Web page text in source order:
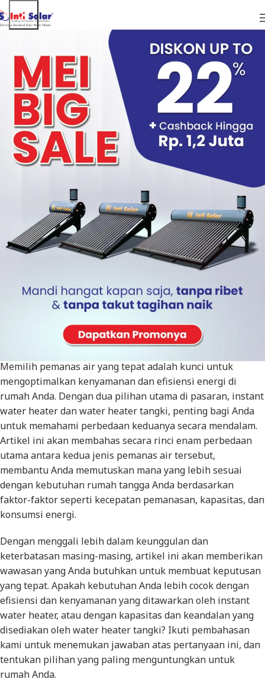
Perbedaan Instant Water Heater Dengan
Water Heater Tangki
Table of Contents
Mengenal Lebih Dalam Perbedaan Instant Water
Heater dan Water Heater Tangki
Instant Water Heater VS Water Heater Tangki
Memilih pemanas air yang tepat adalah kunci untuk
mengoptimalkan kenyamanan dan efisiensi energi di
rumah Anda. Dengan dua pilihan utama di pasaran, instant
water heater dan water heater tangki, penting bagi Anda
untuk memahami perbedaan keduanya secara mendalam.
Artikel ini akan membahas secara rinci enam perbedaan
utama antara kedua jenis pemanas air tersebut,
membantu Anda memutuskan mana yang lebih sesuai
dengan kebutuhan rumah tangga Anda berdasarkan
faktor-faktor seperti kecepatan pemanasan, kapasitas, dan
konsumsi energi.
Dengan menggali lebih dalam keunggulan dan
keterbatasan masing-masing, artikel ini akan memberikan
wawasan yang Anda butuhkan untuk membuat keputusan
yang tepat. Apakah kebutuhan Anda lebih cocok dengan
efisiensi dan kenyamanan yang ditawarkan oleh instant
water heater, atau dengan kapasitas dan keandalan yang
disediakan oleh water heater tangki? Ikuti pembahasan
kami untuk menemukan jawaban atas pertanyaan ini, dan
tentukan pilihan yang paling menguntungkan untuk
rumah Anda.